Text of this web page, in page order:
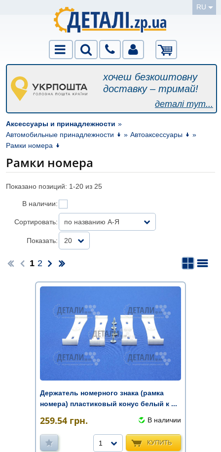
RU
хочеш безкоштовну
доставку – тримай!
деталі тут...
Аксессуары и принадлежности »
Автомобильные принадлежности
» Автоаксессуары
»
Рамки номера
Рамки номера
Показано позиций: 1-20 из 25
В наличии:
Сортировать: по названию А-Я
Показать: 20
1 2
Держатель номерного знака (рамка
номера) пластиковый конус белый к ...
259.54 грн. В наличии
КУПИТЬ
1